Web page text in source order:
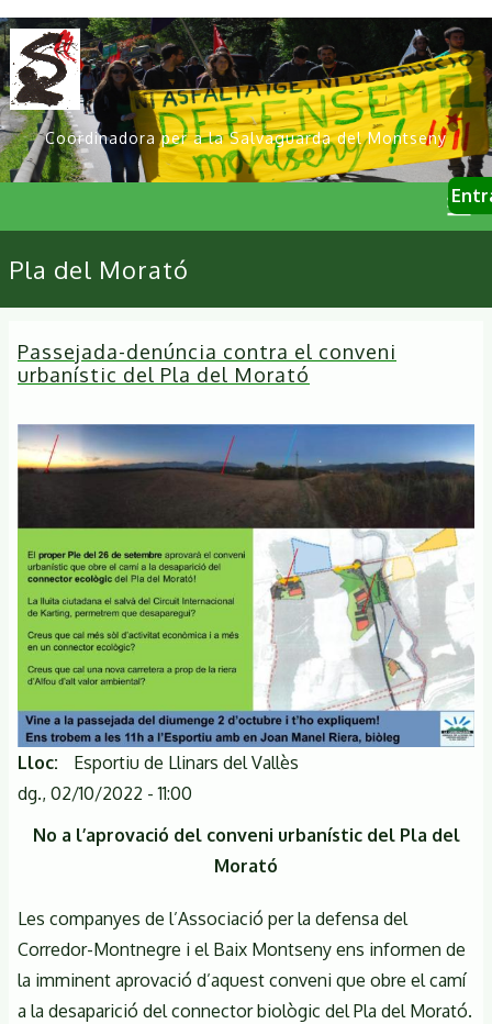
Vés
al
contingut
Coordinadora per a la Salvaguarda del Montseny
User
Primary
links
Pla del Morató
Passejada-denúncia contra el conveni
urbanístic del Pla del Morató
Lloc
Esportiu de Llinars del Vallès
dg., 02/10/2022 - 11:00
No a l’aprovació del conveni urbanístic del Pla del
Morató
Les companyes de l’Associació per la defensa del
Corredor-Montnegre i el Baix Montseny ens informen de
la imminent aprovació d’aquest conveni que obre el camí
a la desaparició del connector biològic del Pla del Morató.